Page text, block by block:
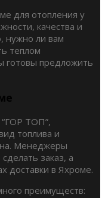
для отопления у
качества и
нужно ли вам
теплом
предложить
“ГОР ТОП”,
топлива и
Менеджеры
заказ, а
доставки в Яхроме.
преимуществ: